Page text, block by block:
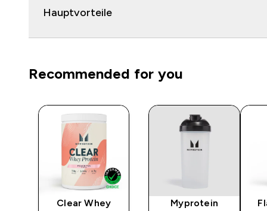
Hauptvorteile
Recommended for you
Clear Whey
Myprotein